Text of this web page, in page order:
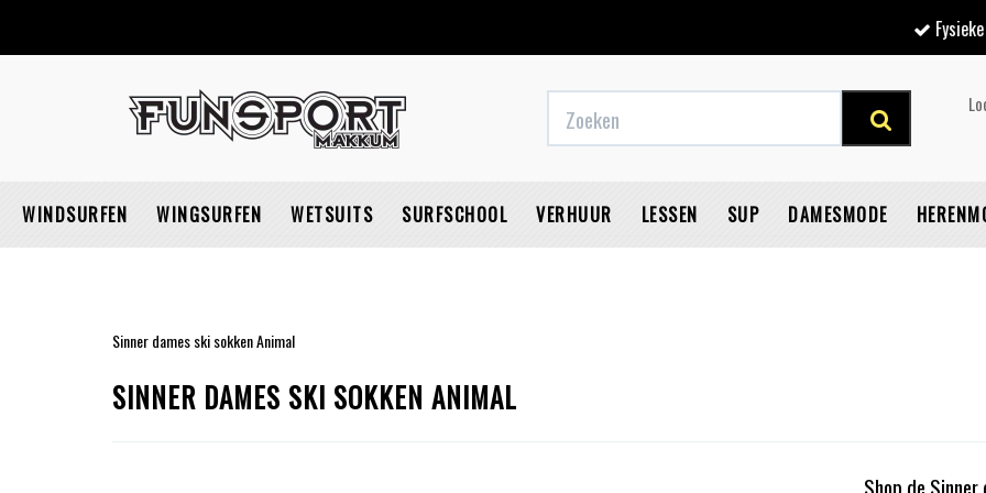
WINDSURFEN WINGSURFEN WETSUITS SURFSCHOOL VERHUUR LESSEN SUP DAMESMODE
Sinner dames ski sokken Animal
SINNER DAMES SKI SOKKEN ANIMAL
Shop de